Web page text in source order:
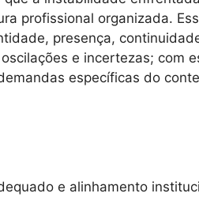
profissional organizada.
presença,
e incertezas; com
específicas do
e alinhamento